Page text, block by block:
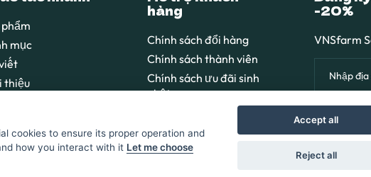
mục
thiệu
hàng
Chính sách đổi hàng
Chính sách thành viên
Chính sách ưu đãi sinh
nhật
Chính sách kết nối
-20%
VNSfarm
VNSfarm
cookies to ensure its proper operation and
how you interact with it Let me choose
Accept all
Reject all